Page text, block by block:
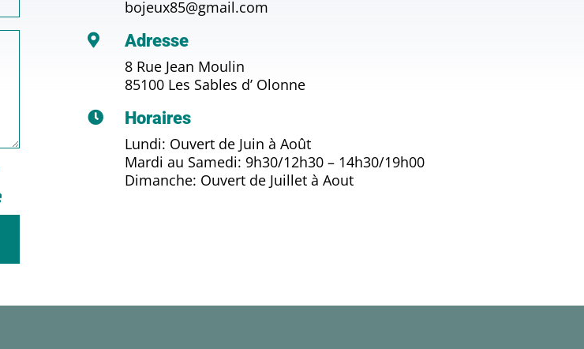
bojeux85@gmail.com
 Adresse
8 Rue Jean Moulin
85100 Les Sables d’ Olonne
 Horaires
Lundi: Ouvert de Juin à Août
Mardi au Samedi: 9h30/12h30 – 14h30/19h00
Dimanche: Ouvert de Juillet à Aout